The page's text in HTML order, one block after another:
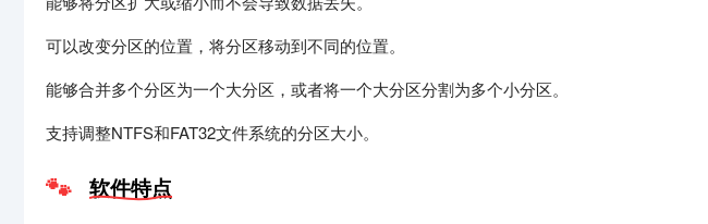
可以改变分区的位置，将分区移动到不同的位置。
能够合并多个分区为一个大分区，或者将一个大分区分割为多个小分区。
支持调整NTFS和FAT32文件系统的分区大小。
软件特点